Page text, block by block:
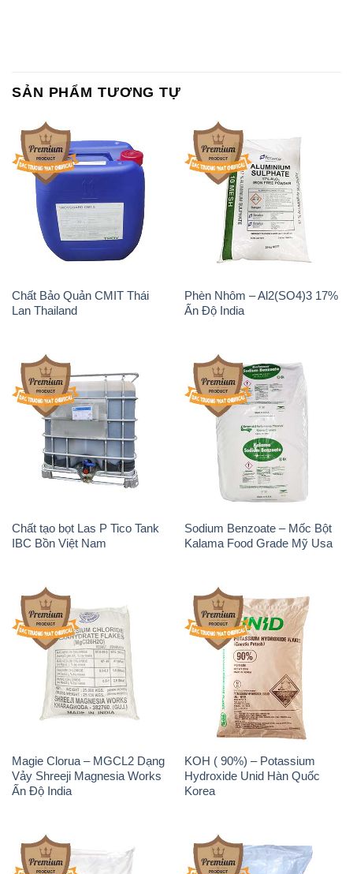
Chất Bảo Quản CMIT Thái
Lan Thailand
Phèn Nhôm – Al2(SO4)3 17%
Ấn Độ India
Chất tạo bọt Las P Tico Tank
IBC Bồn Việt Nam
Sodium Benzoate – Mốc Bột
Kalama Food Grade Mỹ Usa
Magie Clorua – MGCL2 Dạng
Vảy Shreeji Magnesia Works
Ấn Độ India
KOH ( 90%) – Potassium
Hydroxide Unid Hàn Quốc